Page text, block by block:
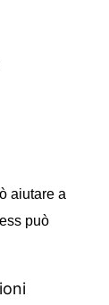
aiutare a
può